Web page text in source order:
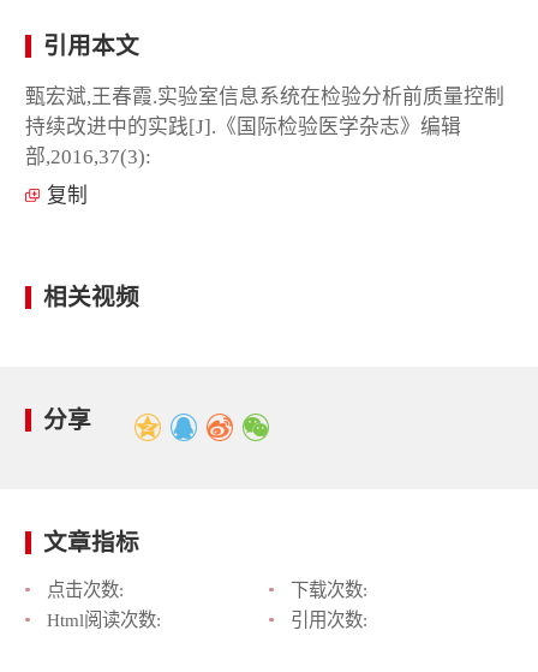
引用本文
甄宏斌,王春霞.实验室信息系统在检验分析前质量控制
持续改进中的实践[J].《国际检验医学杂志》编辑
部,2016,37(3):
复制
相关视频
分享
文章指标
点击次数:
下载次数:
Html阅读次数:
引用次数: